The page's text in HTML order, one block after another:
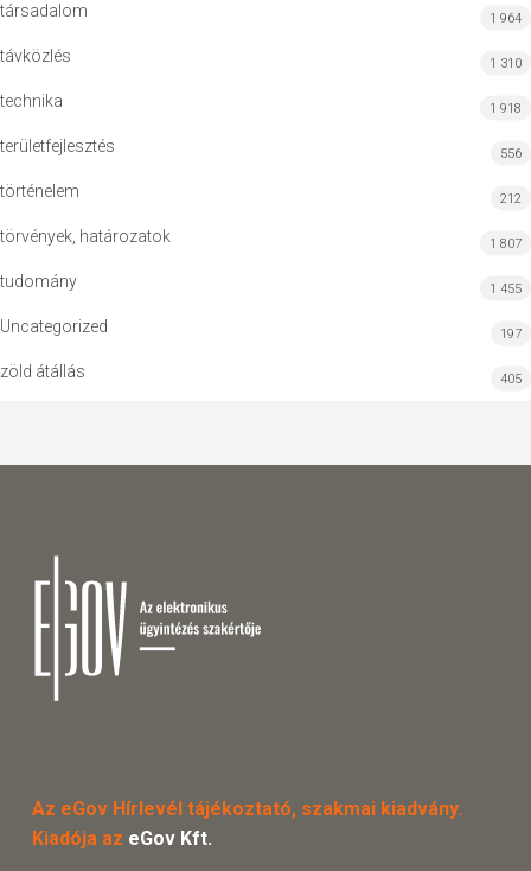
társadalom 1 964
távközlés 1 310
technika 1 918
területfejlesztés 556
történelem 212
törvények, határozatok 1 807
tudomány 1 455
Uncategorized 197
zöld átállás 405
Az eGov Hírlevél tájékoztató, szakmai kiadvány.
Kiadója az eGov Kft.